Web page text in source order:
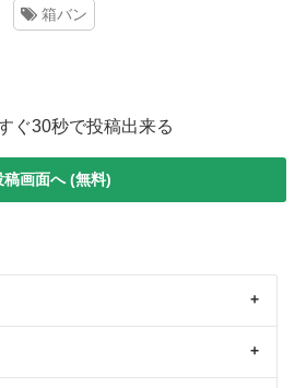
箱バン
ぐ30秒で投稿出来る
稿画面へ (無料)